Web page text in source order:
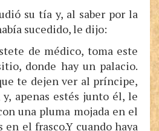
su tía y, al saber por la
sucedido, le dijo:
de médico, toma este
donde hay un palacio.
te dejen ver al príncipe,
apenas estés junto él, le
una pluma mojada en el
en el frasco.Y cuando haya